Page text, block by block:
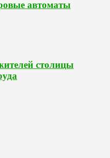
автоматы
столицы